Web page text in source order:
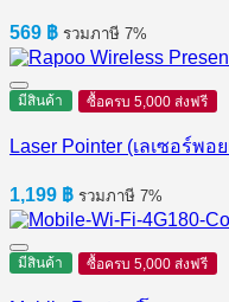
569 ฿ รวมภาษี 7%
มีสินค้า ซื้อครบ 5,000 ส่งฟรี
Laser Pointer (เลเซอร์พอ
1,199 ฿ รวมภาษี 7%
มีสินค้า ซื้อครบ 5,000 ส่งฟรี